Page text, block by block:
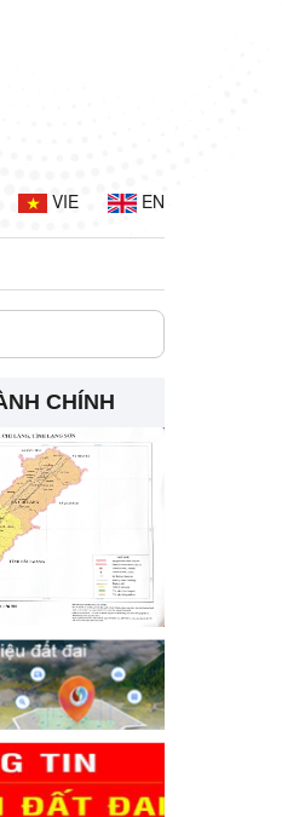
VIE EN
CHÍNH